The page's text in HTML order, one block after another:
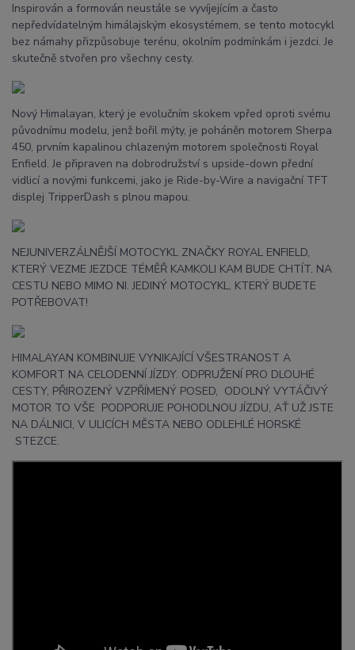
Inspirován a formován neustále se vyvíjejícím a často
nepředvídatelným himálajským ekosystémem, se tento motocykl
bez námahy přizpůsobuje terénu, okolním podmínkám i jezdci. Je
skutečně stvořen pro všechny cesty.
Nový Himalayan, který je evolučním skokem vpřed oproti svému
původnímu modelu, jenž bořil mýty, je poháněn motorem Sherpa
450, prvním kapalinou chlazeným motorem společnosti Royal
Enfield. Je připraven na dobrodružství s upside-down přední
vidlicí a novými funkcemi, jako je Ride-by-Wire a navigační TFT
displej TripperDash s plnou mapou.
NEJUNIVERZÁLNĚJŠÍ MOTOCYKL ZNAČKY ROYAL ENFIELD,
KTERÝ VEZME JEZDCE TÉMĚŘ KAMKOLI KAM BUDE CHTÍT. NA
CESTU NEBO MIMO NI. JEDINÝ MOTOCYKL, KTERÝ BUDETE
POTŘEBOVAT!
HIMALAYAN KOMBINUJE VYNIKAJÍCÍ VŠESTRANOST A
KOMFORT NA CELODENNÍ JÍZDY. ODPRUŽENÍ PRO DLOUHÉ
CESTY, PŘIROZENÝ VZPŘÍMENÝ POSED, ODOLNÝ VYTÁČIVÝ
MOTOR TO VŠE PODPORUJE POHODLNOU JÍZDU, AŤ UŽ JSTE
NA DÁLNICI, V ULICÍCH MĚSTA NEBO ODLEHLÉ HORSKÉ
STEZCE.